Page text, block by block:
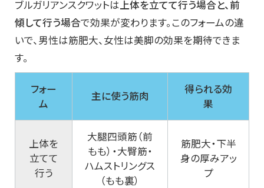
ブルガリアンスクワットは上体を立てて行う場合と、前
傾して行う場合で効果が変わります。このフォームの違
いで、男性は筋肥大、女性は美脚の効果を期待できま
す。
フォー
ム
主に使う筋肉
得られる効
果
上体を
立てて
行う
大腿四頭筋（前
もも）・大臀筋・
ハムストリングス
（もも裏）
筋肥大・下半
身の厚みアッ
プ